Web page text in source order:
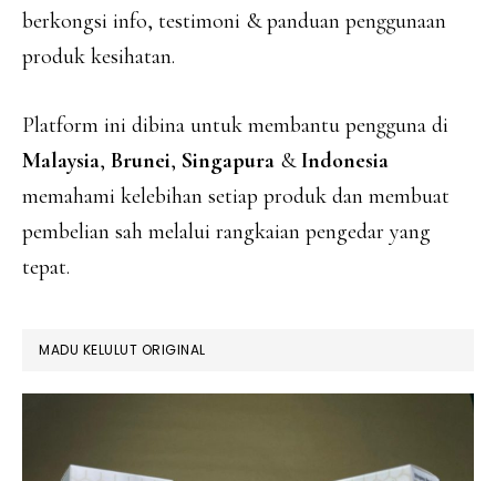
berkongsi info, testimoni & panduan penggunaan
produk kesihatan.
Platform ini dibina untuk membantu pengguna di
Malaysia, Brunei, Singapura &Indonesia
memahami kelebihan setiap produk dan membuat
pembelian sah melalui rangkaian pengedar yang
tepat.
MADU KELULUT ORIGINAL